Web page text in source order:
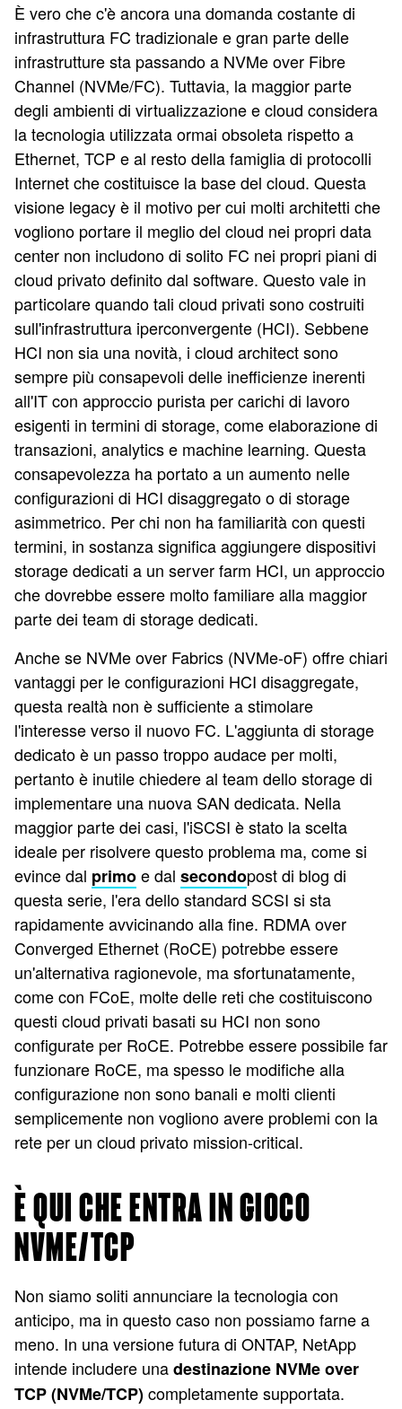
È vero che c'è ancora una domanda costante di
infrastruttura FC tradizionale e gran parte delle
infrastrutture sta passando a NVMe over Fibre
Channel (NVMe/FC). Tuttavia, la maggior parte
degli ambienti di virtualizzazione e cloud considera
la tecnologia utilizzata ormai obsoleta rispetto a
Ethernet, TCP e al resto della famiglia di protocolli
Internet che costituisce la base del cloud. Questa
visione legacy è il motivo per cui molti architetti che
vogliono portare il meglio del cloud nei propri data
center non includono di solito FC nei propri piani di
cloud privato definito dal software. Questo vale in
particolare quando tali cloud privati sono costruiti
sull'infrastruttura iperconvergente (HCI). Sebbene
HCI non sia una novità, i cloud architect sono
sempre più consapevoli delle inefficienze inerenti
all'IT con approccio purista per carichi di lavoro
esigenti in termini di storage, come elaborazione di
transazioni, analytics e machine learning. Questa
consapevolezza ha portato a un aumento nelle
configurazioni di HCI disaggregato o di storage
asimmetrico. Per chi non ha familiarità con questi
termini, in sostanza significa aggiungere dispositivi
storage dedicati a un server farm HCI, un approccio
che dovrebbe essere molto familiare alla maggior
parte dei team di storage dedicati.
Anche se NVMe over Fabrics (NVMe-oF) offre chiari
vantaggi per le configurazioni HCI disaggregate,
questa realtà non è sufficiente a stimolare
l'interesse verso il nuovo FC. L'aggiunta di storage
dedicato è un passo troppo audace per molti,
pertanto è inutile chiedere al team dello storage di
implementare una nuova SAN dedicata. Nella
maggior parte dei casi, l'iSCSI è stato la scelta
ideale per risolvere questo problema ma, come si
evince dal primoe dal secondopost di blog di
questa serie, l'era dello standard SCSI si sta
rapidamente avvicinando alla fine. RDMA over
Converged Ethernet (RoCE) potrebbe essere
un'alternativa ragionevole, ma sfortunatamente,
come con FCoE, molte delle reti che costituiscono
questi cloud privati basati su HCI non sono
configurate per RoCE. Potrebbe essere possibile far
funzionare RoCE, ma spesso le modifiche alla
configurazione non sono banali e molti clienti
semplicemente non vogliono avere problemi con la
rete per un cloud privato mission-critical.
È QUI CHE ENTRA IN GIOCO
NVME/TCP
Non siamo soliti annunciare la tecnologia con
anticipo, ma in questo caso non possiamo farne a
meno. In una versione futura di ONTAP, NetApp
intende includere unadestinazione NVMe over
TCP (NVMe/TCP)completamente supportata.